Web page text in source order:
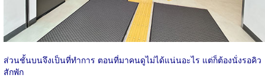
ส่วนชั้นบนจึงเป็นที่ทำการ ตอนที่มาคนดูไม่ได้แน่นอะไร แต่ก็ต้องนั่งรอคิว
สักพัก